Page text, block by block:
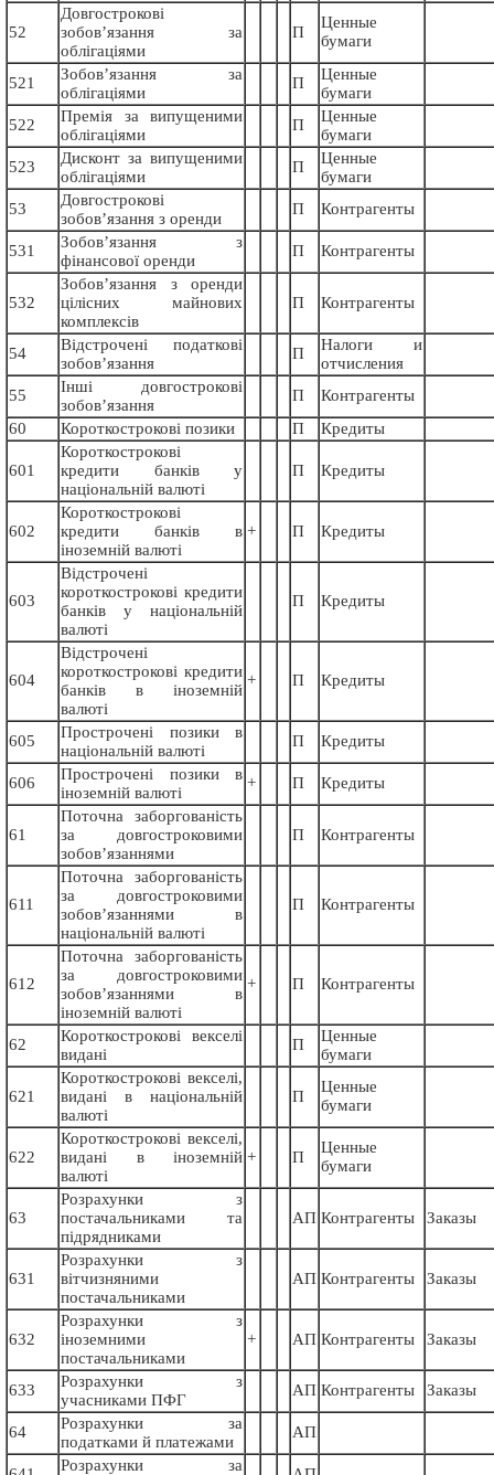
52
Довгострокові
зобов’язання за
облігаціями
П
Ценные
бумаги
521
Зобов’язання за
облігаціями
П
Ценные
бумаги
522
Премія за випущеними
облігаціями
П
Ценные
бумаги
523
Дисконт за випущеними
облігаціями
П
Ценные
бумаги
53
Довгострокові
зобов’язання з оренди
П Контрагенты
531
Зобов’язання з
фінансової оренди
П Контрагенты
532
Зобов’язання з оренди
цілісних майнових
комплексів
П Контрагенты
54
Відстрочені податкові
зобов’язання
П
Налоги и
отчисления
55
Інші довгострокові
зобов’язання
П
Контрагенты
60
Короткострокові позики П Кредиты
601
Короткострокові
кредити банків у
національній валюті
П Кредиты
602
Короткострокові
кредити банків в
іноземній валюті
+ П Кредиты
603
Відстрочені
короткострокові кредити
банків у національній
валюті
П Кредиты
604
Відстрочені
короткострокові кредити
банків в іноземній
валюті
+ П Кредиты
605
Прострочені позики в
національній валюті
П Кредиты
606
Прострочені позики в
іноземній валюті
+ П Кредиты
61
Поточна заборгованість
за довгостроковими
зобов’язаннями
П Контрагенты
611
Поточна заборгованість
за довгостроковими
зобов’язаннями в
національній валюті
П Контрагенты
612
Поточна заборгованість
за довгостроковими
зобов’язаннями в
іноземній валюті
+ П Контрагенты
62
Короткострокові векселі
видані
П
Ценные
бумаги
621
Короткострокові векселі,
видані в національній
валюті
П
Ценные
бумаги
622
Короткострокові векселі,
видані в іноземній
валюті
+ П
Ценные
бумаги
63
Розрахунки з
постачальниками та
підрядниками
АП Контрагенты Заказы
631
Розрахунки з
вітчизняними
постачальниками
АП Контрагенты Заказы
632
Розрахунки з
іноземними
постачальниками
+ АП Контрагенты Заказы
633
Розрахунки з
учасниками ПФГ
АП Контрагенты Заказы
64
Розрахунки за
податками й платежами
АП
Розрахунки за